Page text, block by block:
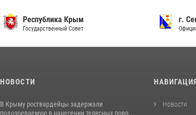
Республика Крым
Государственный Совет
г.
НОВОСТИ
В Крыму росгвардейцы задержали
подозреваемую в нанесении телесных повр...
Новости